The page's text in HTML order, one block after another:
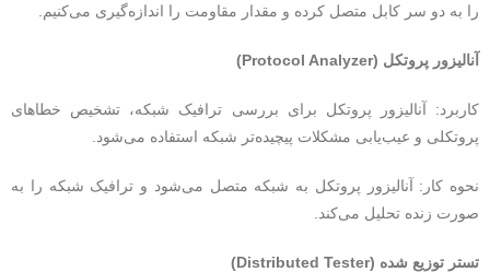
را به دو سر کابل متصل کرده و مقدار مقاومت را اندازه‌گیری می‌کنیم.
آنالیزور پروتکل (Protocol Analyzer)
کاربرد: آنالیزور پروتکل برای بررسی ترافیک شبکه، تشخیص خطاهای
پروتکلی و عیب‌یابی مشکلات پیچیده‌تر شبکه استفاده می‌شود.
نحوه کار: آنالیزور پروتکل به شبکه متصل می‌شود و ترافیک شبکه را به
صورت زنده تحلیل می‌کند.
تستر توزیع شده (Distributed Tester)